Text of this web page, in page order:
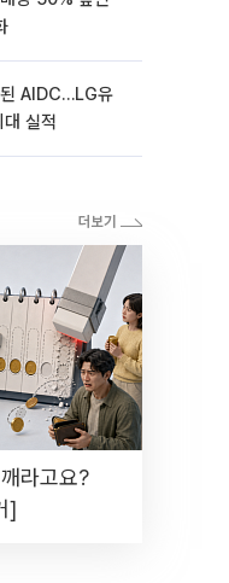
AIDC…LG유
실적
라고요?
]